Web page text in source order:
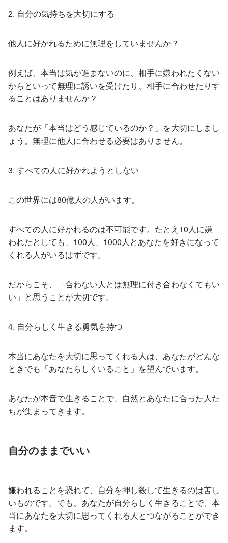
2. 自分の気持ちを大切にする
他人に好かれるために無理をしていませんか？
例えば、本当は気が進まないのに、相手に嫌われたくない
からといって無理に誘いを受けたり、相手に合わせたりす
ることはありませんか？
あなたが「本当はどう感じているのか？」を大切にしまし
ょう。無理に他人に合わせる必要はありません。
3. すべての人に好かれようとしない
この世界には80億人の人がいます。
すべての人に好かれるのは不可能です。たとえ10人に嫌
われたとしても、100人、1000人とあなたを好きになって
くれる人がいるはずです。
だからこそ、「合わない人とは無理に付き合わなくてもい
い」と思うことが大切です。
4. 自分らしく生きる勇気を持つ
本当にあなたを大切に思ってくれる人は、あなたがどんな
ときでも「あなたらしくいること」を望んでいます。
あなたが本音で生きることで、自然とあなたに合った人た
ちが集まってきます。
自分のままでいい
嫌われることを恐れて、自分を押し殺して生きるのは苦し
いものです。でも、あなたが自分らしく生きることで、本
当にあなたを大切に思ってくれる人とつながることができ
ます。